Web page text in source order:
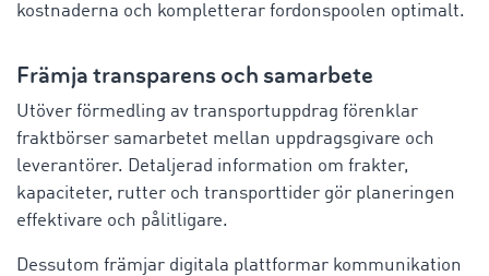
kostnaderna och kompletterar fordonspoolen optimalt.
Främja transparens och samarbete
Utöver förmedling av transportuppdrag förenklar
fraktbörser samarbetet mellan uppdragsgivare och
leverantörer. Detaljerad information om frakter,
kapaciteter, rutter och transporttider gör planeringen
effektivare och pålitligare.
Dessutom främjar digitala plattformar kommunikation